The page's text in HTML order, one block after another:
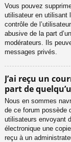
Vous pouvez
utilisateur en utilisant
contrôle de
abusive de la part
modérateurs. Ils
messages privés.
J’ai reçu un
part de
Nous en sommes
de ce forum possède
utilisateurs envoyant
électronique une
reçu à un